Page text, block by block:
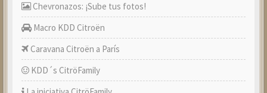
Chevronazos: ¡Sube tus fotos!
Macro KDD Citroën
Caravana Citroën a París
KDD´s CitröFamily